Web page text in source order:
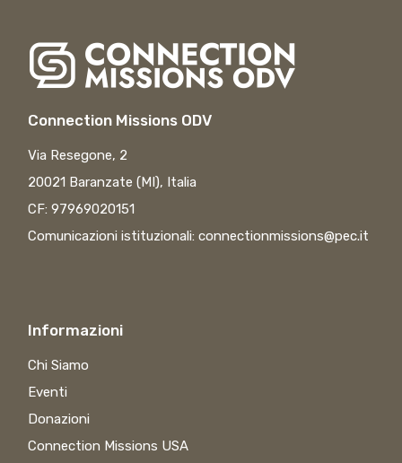
Connection Missions ODV
Via Resegone, 2
20021 Baranzate (MI), Italia
CF: 97969020151
Comunicazioni istituzionali:connectionmissions@pec.it
Informazioni
Chi Siamo
Eventi
Donazioni
Connection Missions USA